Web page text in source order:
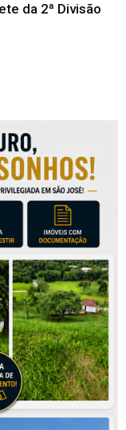
da 2ª Divisão